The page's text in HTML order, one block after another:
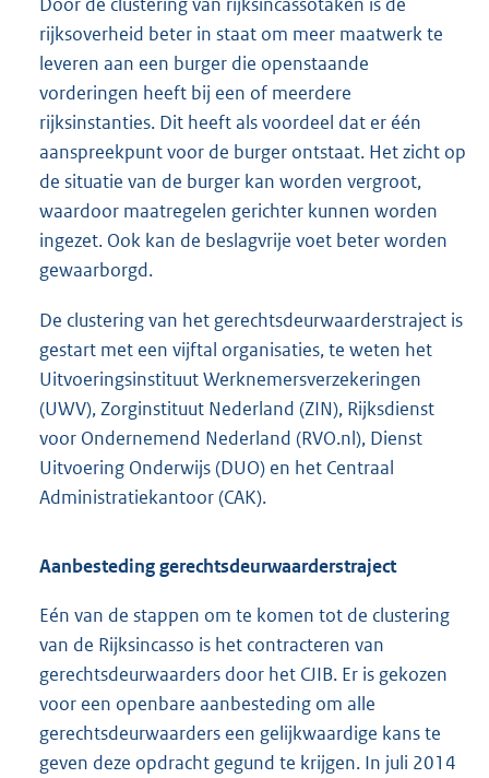
rijksoverheid beter in staat om meer maatwerk te
leveren aan een burger die openstaande
vorderingen heeft bij een of meerdere
rijksinstanties. Dit heeft als voordeel dat er één
aanspreekpunt voor de burger ontstaat. Het zicht op
de situatie van de burger kan worden vergroot,
waardoor maatregelen gerichter kunnen worden
ingezet. Ook kan de beslagvrije voet beter worden
gewaarborgd.
De clustering van het gerechtsdeurwaarderstraject is
gestart met een vijftal organisaties, te weten het
Uitvoeringsinstituut Werknemersverzekeringen
(UWV), Zorginstituut Nederland (ZIN), Rijksdienst
voor Ondernemend Nederland (RVO.nl), Dienst
Uitvoering Onderwijs (DUO) en het Centraal
Administratiekantoor (CAK).
Aanbesteding gerechtsdeurwaarderstraject
Eén van de stappen om te komen tot de clustering
van de Rijksincasso is het contracteren van
gerechtsdeurwaarders door het CJIB. Er is gekozen
voor een openbare aanbesteding om alle
gerechtsdeurwaarders een gelijkwaardige kans te
geven deze opdracht gegund te krijgen. In juli 2014